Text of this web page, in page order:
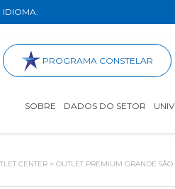
IDIOMA:
PROGRAMA CONSTELAR
SOBRE DADOS DO SETOR
CENTER > OUTLET PREMIUM GRANDE